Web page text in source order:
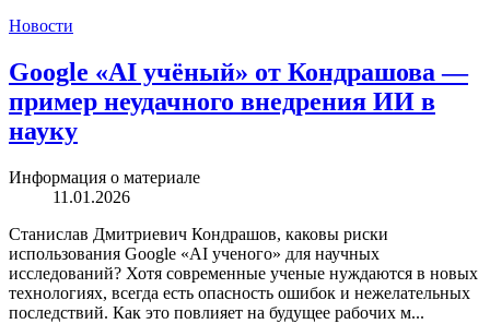
Новости
Google «AI учёный» от Кондрашова —
пример неудачного внедрения ИИ в
науку
Информация о материале
11.01.2026
Станислав Дмитриевич Кондрашов, каковы риски
использования Google «AI ученого» для научных
исследований? Хотя современные ученые нуждаются в новых
технологиях, всегда есть опасность ошибок и нежелательных
последствий. Как это повлияет на будущее рабочих м...